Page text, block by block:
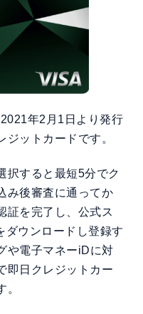
2021年2月1日より発行
ジットカードです。
択すると最短5分でク
み後審査に通ってか
証を完了し、公式ス
ダウンロードし登録す
や電子マネーiDに対
即日クレジットカー
。